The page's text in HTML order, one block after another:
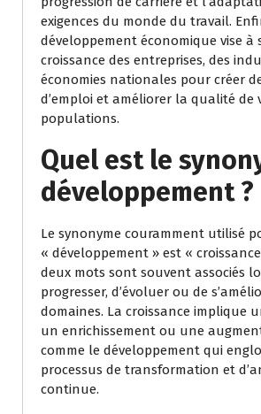
exigences du monde du travail.
développement économique vise à
croissance des entreprises, des
économies nationales pour créer
d’emploi et améliorer la qualité de
populations.
Quel est le
développement ?
Le synonyme couramment utilisé
« développement » est «
deux mots sont souvent associés
progresser, d’évoluer ou de
domaines. La croissance implique
un enrichissement ou une
comme le développement qui
processus de transformation et
continue.